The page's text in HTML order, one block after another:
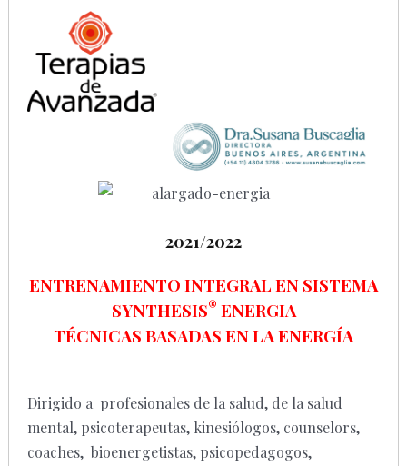
2021/2022
ENTRENAMIENTO INTEGRAL EN SISTEMA
SYNTHESIS® ENERGIA
TÉCNICAS BASADAS EN LA ENERGÍA
Dirigido a profesionales de la salud, de la salud
mental, psicoterapeutas, kinesiólogos, counselors,
coaches, bioenergetistas, psicopedagogos,